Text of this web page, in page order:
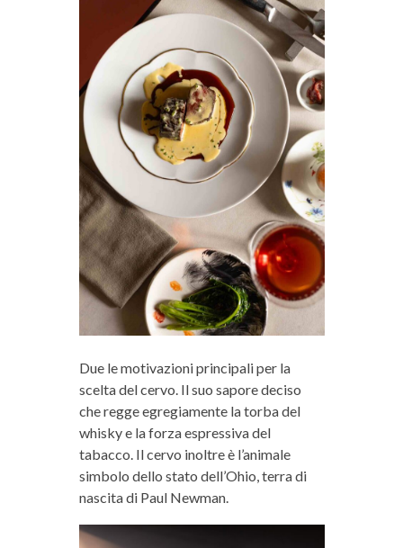
Due le motivazioni principali per la
scelta del cervo. Il suo sapore deciso
che regge egregiamente la torba del
whisky e la forza espressiva del
tabacco. Il cervo inoltre è l’animale
simbolo dello stato dell’Ohio, terra di
nascita di Paul Newman.